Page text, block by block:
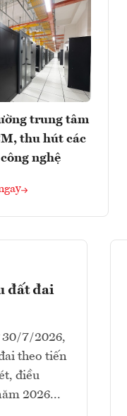
trung tâm
thu hút các
nghệ
đất đai
30/7/2026,
theo tiến
điều
2026...